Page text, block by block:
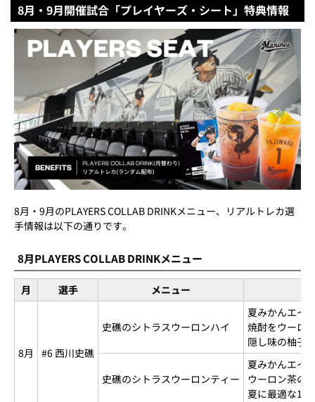
8月・9月開催試合「プレイヤーズ・シート」特典情報
8月・9月のPLAYERS COLLAB DRINKメニュー、リアルトレカ選
手情報は以下の通りです。
8月PLAYERS COLLAB DRINKメニュー
月 選手 メニュー
8月 #6 西川史礁
史礁のシトラスウーロンハイ
夏みかんエイ
焼酎をウーロ
隠し味の柚子
史礁のシトラスウーロンティー
夏みかんエイ
ウーロン茶の
夏に最適な1